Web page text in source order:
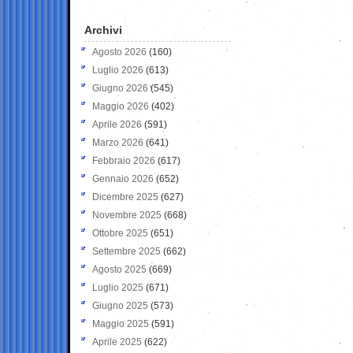
Archivi
Agosto 2026 (160)
Luglio 2026 (613)
Giugno 2026 (545)
Maggio 2026 (402)
Aprile 2026 (591)
Marzo 2026 (641)
Febbraio 2026 (617)
Gennaio 2026 (652)
Dicembre 2025 (627)
Novembre 2025 (668)
Ottobre 2025 (651)
Settembre 2025 (662)
Agosto 2025 (669)
Luglio 2025 (671)
Giugno 2025 (573)
Maggio 2025 (591)
Aprile 2025 (622)